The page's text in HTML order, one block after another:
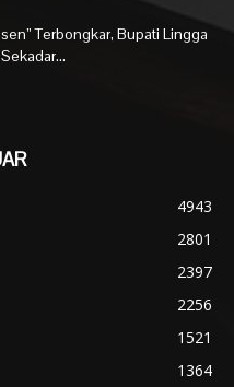
Terbongkar, Bupati Lingga
4943
2801
2397
2256
1521
1364